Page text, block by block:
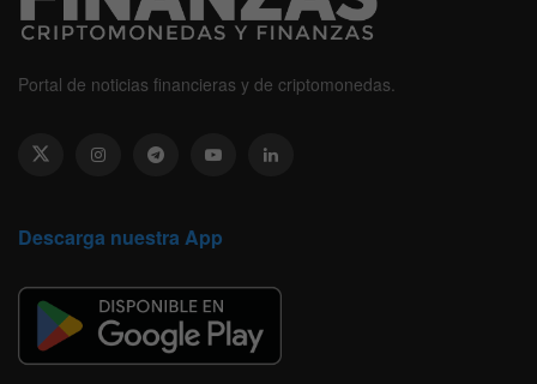
Portal de noticias financieras y de criptomonedas.
Descarga nuestra App